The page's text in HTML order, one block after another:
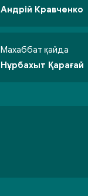
Андрій Кравченко
Махаббат қайда
Нұрбахыт Қарағай